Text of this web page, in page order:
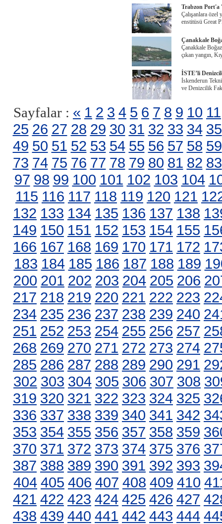
Trabzon Port'a
Çalışanlara özel
enstitüsü Great
Çanakkale
Çanakkale
çıkan yangın,
İSTE’li
İskenderun
ve Denizcilik
Sayfalar : « 1 2 3 4 5 6 7 8 9 10 11
25 26 27 28 29 30 31 32 33 34 35
49 50 51 52 53 54 55 56 57 58 59
73 74 75 76 77 78 79 80 81 82 83
97 98 99 100 101 102 103 104
115 116 117 118 119 120 121
132 133 134 135 136 137 138
149 150 151 152 153 154 155
166 167 168 169 170 171 172
183 184 185 186 187 188 189
200 201 202 203 204 205 206
217 218 219 220 221 222 223
234 235 236 237 238 239 240
251 252 253 254 255 256 257
268 269 270 271 272 273 274
285 286 287 288 289 290 291
302 303 304 305 306 307 308
319 320 321 322 323 324 325
336 337 338 339 340 341 342
353 354 355 356 357 358 359
370 371 372 373 374 375 376
387 388 389 390 391 392 393
404 405 406 407 408 409 410
421 422 423 424 425 426 427
438 439 440 441 442 443 444